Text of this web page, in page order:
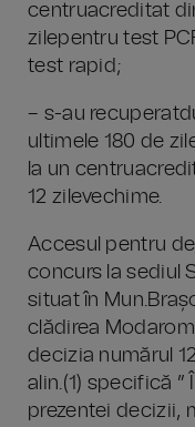
centruacreditat
zilepentru test
test rapid;
– s-au
ultimele 180 de
la un
12 zilevechime.
Accesul pentru
concurs la sediul
situat în
clădirea
decizia numărul
alin.(1) specifică
prezentei decizii,